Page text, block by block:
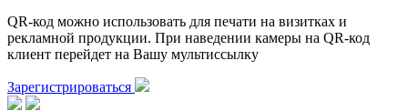
QR-код можно использовать для печати на визитках и
рекламной продукции. При наведении камеры на QR-код
клиент перейдет на Вашу мультиссылку
Зарегистрироваться